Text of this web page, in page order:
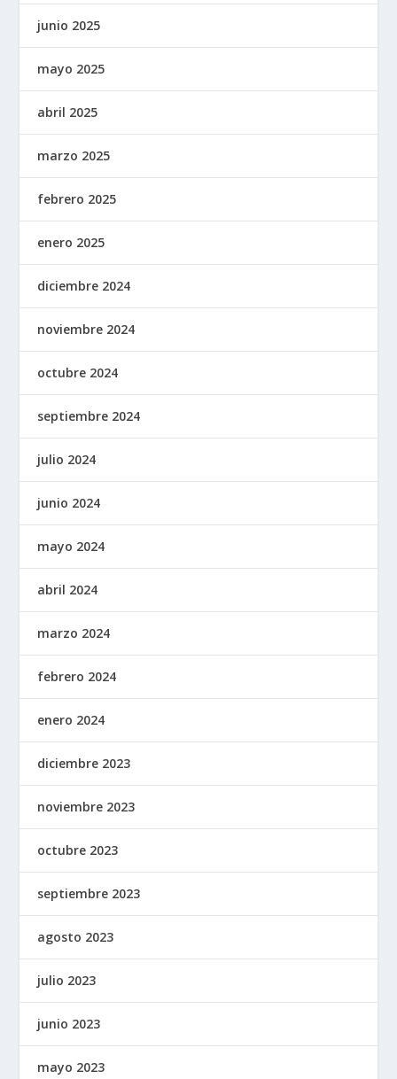
junio 2025
mayo 2025
abril 2025
marzo 2025
febrero 2025
enero 2025
diciembre 2024
noviembre 2024
octubre 2024
septiembre 2024
julio 2024
junio 2024
mayo 2024
abril 2024
marzo 2024
febrero 2024
enero 2024
diciembre 2023
noviembre 2023
octubre 2023
septiembre 2023
agosto 2023
julio 2023
junio 2023
mayo 2023